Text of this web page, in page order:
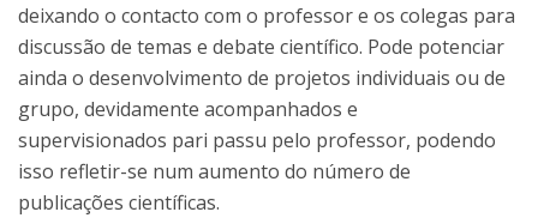
deixando o contacto com o professor e os colegas para
discussão de temas e debate científico. Pode potenciar
ainda o desenvolvimento de projetos individuais ou de
grupo, devidamente acompanhados e
supervisionados pari passu pelo professor, podendo
isso refletir-se num aumento do número de
publicações científicas.